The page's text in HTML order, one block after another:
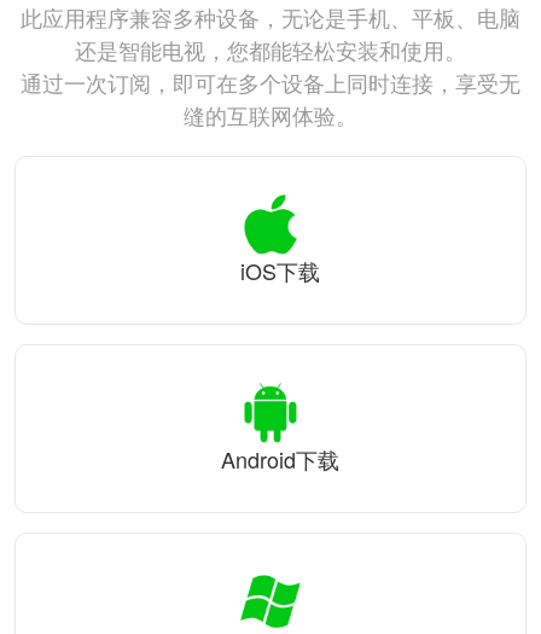
此应用程序兼容多种设备，无论是手机、平板、电脑
还是智能电视，您都能轻松安装和使用。
通过一次订阅，即可在多个设备上同时连接，享受无
缝的互联网体验。
iOS下载
Android下载